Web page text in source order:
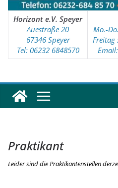
Horizont e.V. Speyer
Auestraße 20
67346 Speyer
Tel: 06232 6848570
Mo.-
Praktikant
Leider sind die Praktikantenstellen